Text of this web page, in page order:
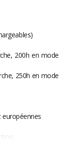
200h en mode
250h en mode